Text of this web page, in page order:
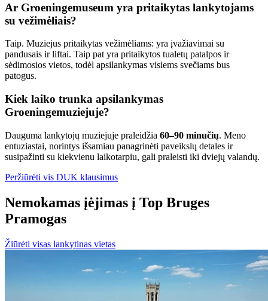
Ar Groeningemuseum yra pritaikytas lankytojams
su vežimėliais?
Taip. Muziejus pritaikytas vežimėliams: yra įvažiavimai su
pandusais ir liftai. Taip pat yra pritaikytos tualetų patalpos ir
sėdimosios vietos, todėl apsilankymas visiems svečiams bus
patogus.
Kiek laiko trunka apsilankymas
Groeningemuziejuje?
Dauguma lankytojų muziejuje praleidžia 60–90 minučių. Meno
entuziastai, norintys išsamiau panagrinėti paveikslų detales ir
susipažinti su kiekvienu laikotarpiu, gali praleisti iki dviejų valandų.
Peržiūrėti vis DUK klausimus
Nemokamas įėjimas į Top Bruges
Pramogas
Žiūrėti visas lankytinas vietas